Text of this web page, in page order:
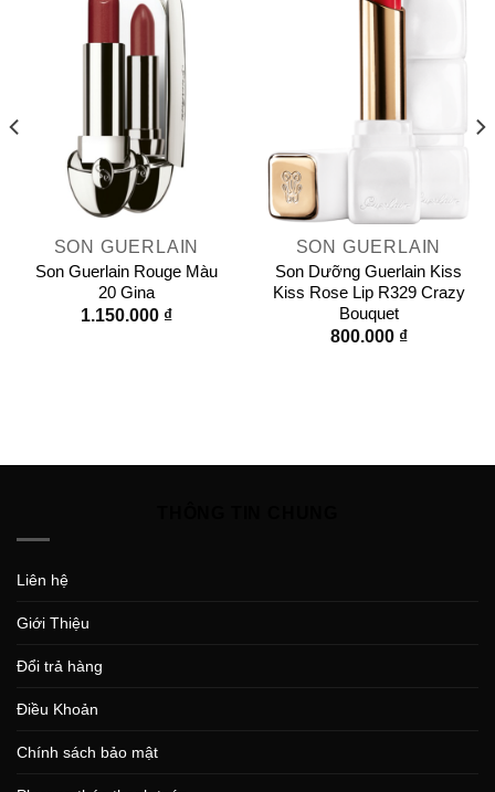
SON GUERLAIN
Son Guerlain Rouge Màu
20 Gina
1.150.000 ₫
SON GUERLAIN
Son Dưỡng Guerlain Kiss
Kiss Rose Lip R329 Crazy
Bouquet
800.000 ₫
Liên hệ
Giới Thiệu
Đổi trả hàng
Điều Khoản
Chính sách bảo mật